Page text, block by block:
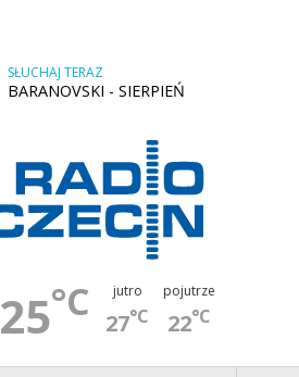
SŁUCHAJ TERAZ
BARANOVSKI - SIERPIEŃ
25°C jutro
27°C
pojutrze
22°C